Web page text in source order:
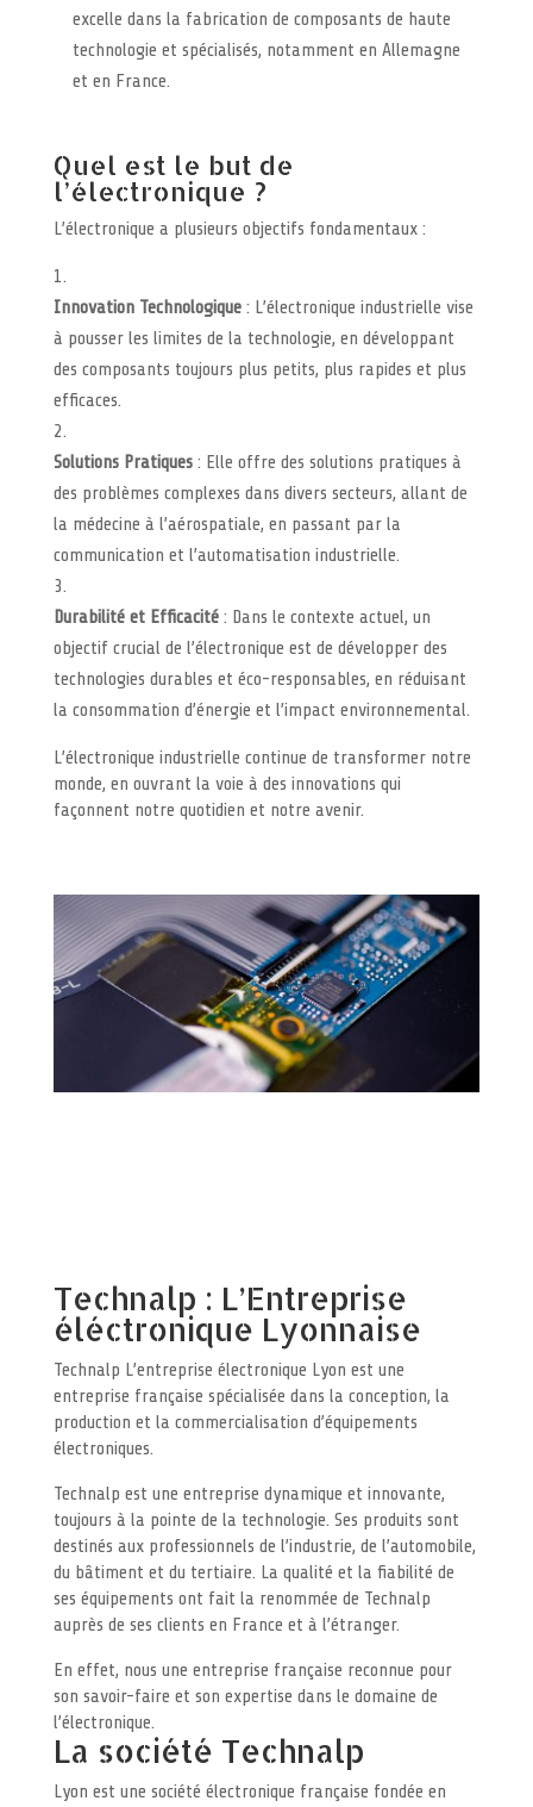
excelle dans la fabrication de composants de haute
technologie et spécialisés, notamment en Allemagne
et en France.
Quel est le but de
l’électronique ?
L’électronique a plusieurs objectifs fondamentaux :
Innovation Technologique: L’électronique industrielle vise
à pousser les limites de la technologie, en développant
des composants toujours plus petits, plus rapides et plus
efficaces.
Solutions Pratiques: Elle offre des solutions pratiques à
des problèmes complexes dans divers secteurs, allant de
la médecine à l’aérospatiale, en passant par la
communication et l’automatisation industrielle.
Durabilité et Efficacité: Dans le contexte actuel, un
objectif crucial de l’électronique est de développer des
technologies durables et éco-responsables, en réduisant
la consommation d’énergie et l’impact environnemental.
L’électronique industrielle continue de transformer notre
monde, en ouvrant la voie à des innovations qui
façonnent notre quotidien et notre avenir.
Technalp : L’Entreprise
éléctronique Lyonnaise
Technalp L’entreprise électronique Lyon est une
entreprise française spécialisée dans la conception, la
production et la commercialisation d’équipements
électroniques.
Technalp est une entreprise dynamique et innovante,
toujours à la pointe de la technologie. Ses produits sont
destinés aux professionnels de l’industrie, de l’automobile,
du bâtiment et du tertiaire. La qualité et la fiabilité de
ses équipements ont fait la renommée de Technalp
auprès de ses clients en France et à l’étranger.
En effet, nous une entreprise française reconnue pour
son savoir-faire et son expertise dans le domaine de
l’électronique.
La société Technalp
Lyon est une société électronique française fondée en